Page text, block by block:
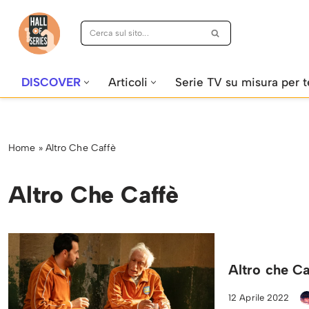
Vai
DISCOVER Articoli Serie TV su misura per
Home » Altro Che Caffè
Altro Che Caffè
Altro che
12 Aprile 2022